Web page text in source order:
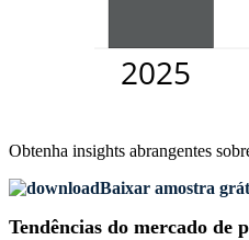
Obtenha insights abrangentes
Baixar amostra
Tendências do mercado de